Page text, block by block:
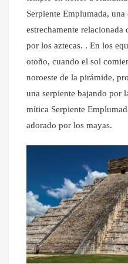
Serpiente Emplumada, una
estrechamente
por los aztecas. . En los
otoño, cuando el sol
noroeste de la pirámide,
una serpiente bajando por
mítica Serpiente
adorado por los mayas.